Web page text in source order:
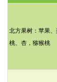
北方果树：苹果、
桃、杏，猕猴桃